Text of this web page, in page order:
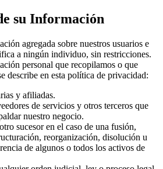
su Información
agregada sobre nuestros usuarios e
a ningún individuo, sin restricciones.
personal que recopilamos o que
describe en esta política de privacidad:
y afiliadas.
de servicios y otros terceros que
nuestro negocio.
sucesor en el caso de una fusión,
reorganización, disolución u
de algunos o todos los activos de